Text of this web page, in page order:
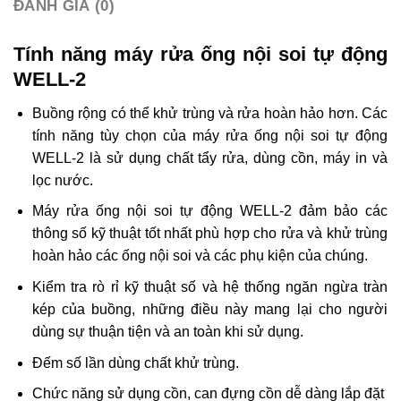
ĐÁNH GIÁ (0)
Tính năng máy rửa ống nội soi tự động
WELL-2
Buồng rộng có thể khử trùng và rửa hoàn hảo hơn. Các
tính năng tùy chọn của máy rửa ống nội soi tự động
WELL-2 là sử dụng chất tẩy rửa, dùng cồn, máy in và
lọc nước.
Máy rửa ống nội soi tự động WELL-2 đảm bảo các
thông số kỹ thuật tốt nhất phù hợp cho rửa và khử trùng
hoàn hảo các ống nội soi và các phụ kiện của chúng.
Kiểm tra rò rỉ kỹ thuật số và hệ thống ngăn ngừa tràn
kép của buồng, những điều này mang lại cho người
dùng sự thuận tiện và an toàn khi sử dụng.
Đếm số lần dùng chất khử trùng.
Chức năng sử dụng cồn, can đựng cồn dễ dàng lắp đặt